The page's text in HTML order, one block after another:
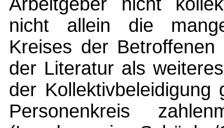
nicht allein die
Kreises der
der Literatur als
der
Personenkreis